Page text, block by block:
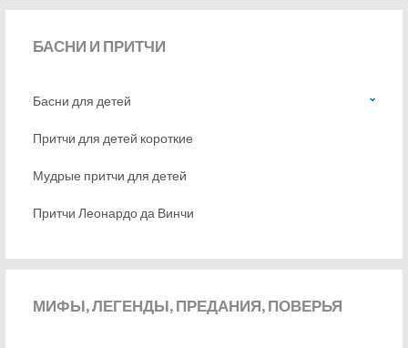
БАСНИ И ПРИТЧИ
Басни для детей
Притчи для детей короткие
Мудрые притчи для детей
Притчи Леонардо да Винчи
МИФЫ,ЛЕГЕНДЫ, ПРЕДАНИЯ, ПОВЕРЬЯ